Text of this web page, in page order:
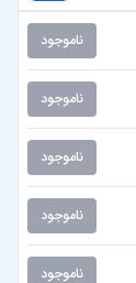
ناموجود
ناموجود
ناموجود
ناموجود
ناموجود